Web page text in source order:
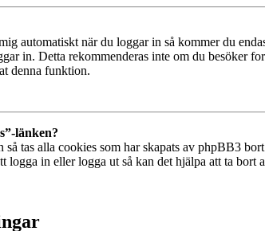
automatiskt när du loggar in så kommer du
in. Detta rekommenderas inte om du besöker
denna funktion.
länken?
så tas alla cookies som har skapats av phpBB3
logga in eller logga ut så kan det hjälpa att ta bort